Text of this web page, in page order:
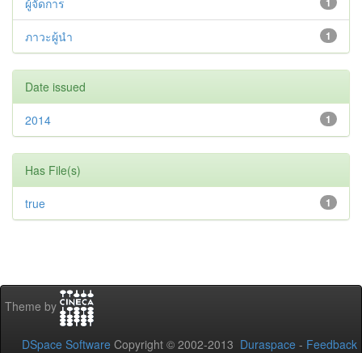
ผู้จัดการ
1
ภาวะผู้นำ
Date issued
1
2014
Has File(s)
1
true
Theme by
DSpace Software Copyright © 2002-2013 Duraspace - Feedback